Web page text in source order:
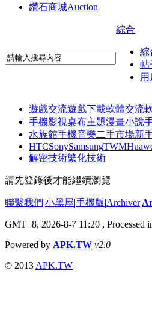
鑽石商城Auction
綜合
綜
帖
用
遊戲交流遊戲下載軟體交流
手機影視桌布主題漫畫小說
水族館手機音樂二手市場新
HTCSonySamsungTWM
解密技術繁化技術
請先登錄後才能繼續瀏覽
聯繫我們|小黑屋|手機版|Archiver|
GMT+8, 2026-8-7 11:20 , Processed
Powered by APK.TW v2.0
© 2013 APK.TW